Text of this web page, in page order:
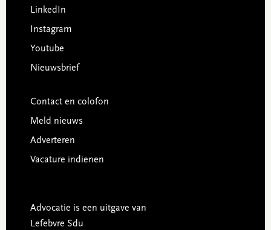
LinkedIn
Instagram
Youtube
Nieuwsbrief
Contact en colofon
Meld nieuws
Adverteren
Vacature indienen
Advocatie is een uitgave van
Lefebvre Sdu